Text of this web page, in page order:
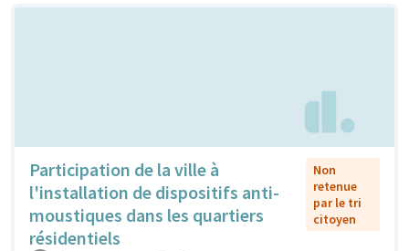
Participation de la ville à
l'installation de dispositifs anti-
moustiques dans les quartiers
résidentiels
Non
retenue
par le tri
citoyen